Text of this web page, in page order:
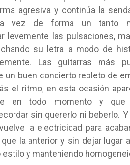
agresiva y continúa la
vez de forma un tanto
levemente las pulsaciones,
su letra a modo de
Las guitarras más
un buen concierto repleto de
el ritmo, en esta ocasión
en todo momento y que
sin quererlo ni beberlo. Y
la electricidad para
la anterior y sin dejar lugar
y manteniendo